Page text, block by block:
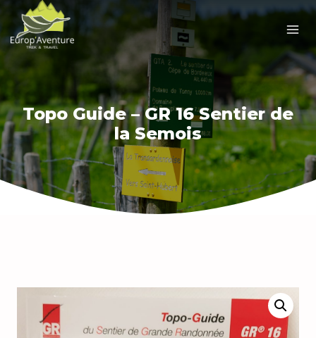
Skip
content
Topo Guide – GR 16 Sentier de
la Semois